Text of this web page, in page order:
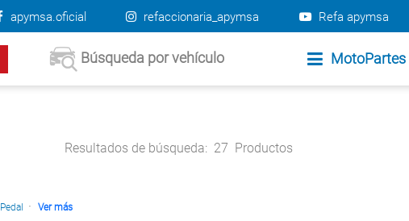
apymsa.oficial refaccionaria_apymsa Refa apymsa
Búsqueda por vehículo MotoPartes
Resultados de búsqueda: 27 Productos
Pedal · Ver más